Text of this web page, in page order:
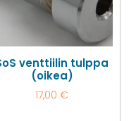
venttiilin tulppa
(oikea)
17,00€